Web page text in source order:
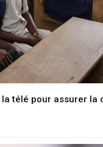
télé pour assurer la